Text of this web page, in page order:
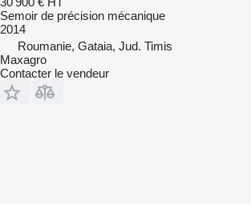
Semoir de précision mécanique
2014
Roumanie, Gataia, Jud. Timis
Maxagro
Contacter le vendeur